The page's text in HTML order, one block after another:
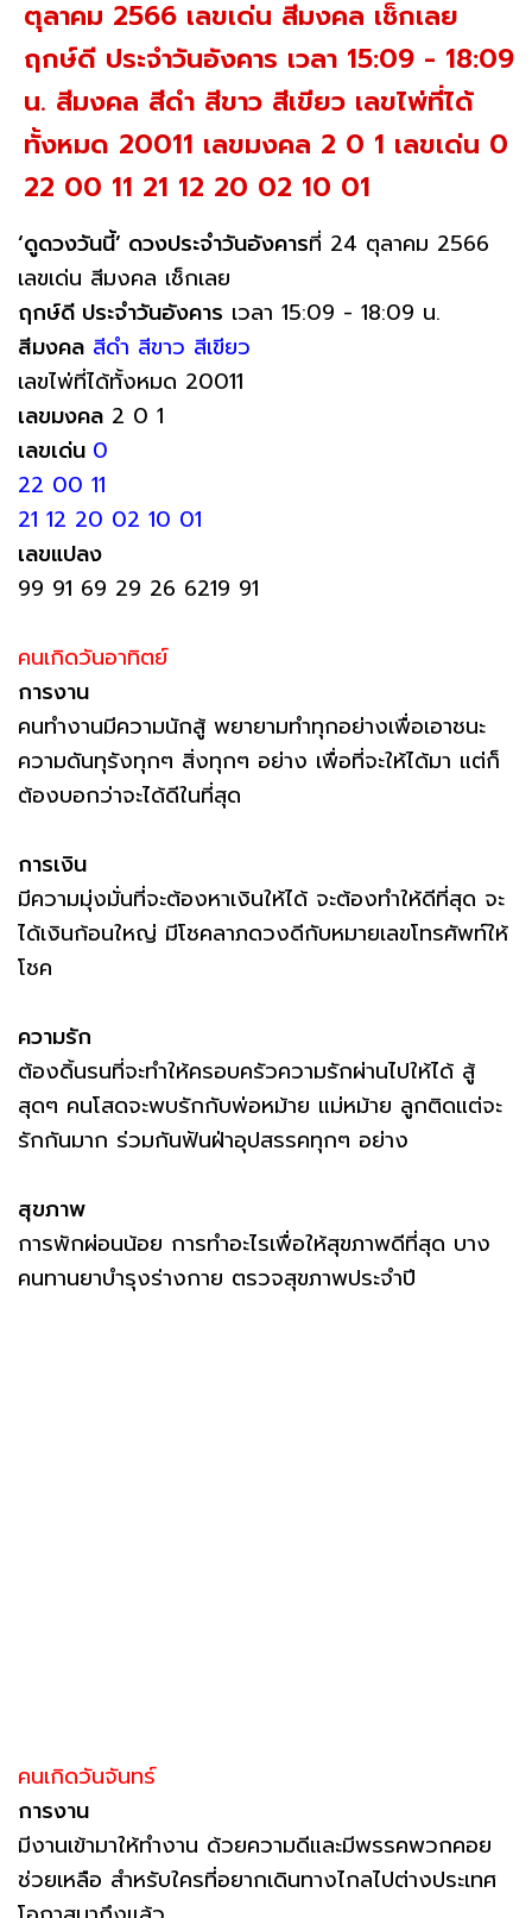
ตุลาคม 2566 เลขเด่น สีมงคล เช็กเลย
ฤกษ์ดี ประจำวันอังคาร เวลา 15:09 - 18:09
น. สีมงคล สีดำ สีขาว สีเขียว เลขไพ่ที่ได้
ทั้งหมด 20011 เลขมงคล 2 0 1 เลขเด่น 0
22 00 11 21 12 20 02 10 01
‘ดูดวงวันนี้’ ดวงประจำวันอังคารที่ 24 ตุลาคม 2566
เลขเด่น สีมงคล เช็กเลย
ฤกษ์ดี ประจำวันอังคาร เวลา 15:09 - 18:09 น.
สีมงคล สีดำ สีขาว สีเขียว
เลขไพ่ที่ได้ทั้งหมด 20011
เลขมงคล 2 0 1
เลขเด่น 0
22 00 11
21 12 20 02 10 01
เลขแปลง
99 91 69 29 26 6219 91
คนเกิดวันอาทิตย์
การงาน
คนทำงานมีความนักสู้ พยายามทำทุกอย่างเพื่อเอาชนะ
ความดันทุรังทุกๆ สิ่งทุกๆ อย่าง เพื่อที่จะให้ได้มา แต่ก็
ต้องบอกว่าจะได้ดีในที่สุด
การเงิน
มีความมุ่งมั่นที่จะต้องหาเงินให้ได้ จะต้องทำให้ดีที่สุด จะ
ได้เงินก้อนใหญ่ มีโชคลาภดวงดีกับหมายเลขโทรศัพท์ให้
โชค
ความรัก
ต้องดิ้นรนที่จะทำให้ครอบครัวความรักผ่านไปให้ได้ สู้
สุดๆ คนโสดจะพบรักกับพ่อหม้าย แม่หม้าย ลูกติดแต่จะ
รักกันมาก ร่วมกันฟันฝ่าอุปสรรคทุกๆ อย่าง
สุขภาพ
การพักผ่อนน้อย การทำอะไรเพื่อให้สุขภาพดีที่สุด บาง
คนทานยาบำรุงร่างกาย ตรวจสุขภาพประจำปี
คนเกิดวันจันทร์
การงาน
มีงานเข้ามาให้ทำงาน ด้วยความดีและมีพรรคพวกคอย
ช่วยเหลือ สำหรับใครที่อยากเดินทางไกลไปต่างประเทศ